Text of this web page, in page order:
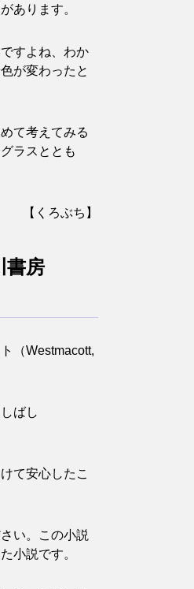
あります。
すよね、わか
が変わったと
て考えてみる
ラスととも
【くろぶち】
書房
（Westmacott,
ばし
て安心したこ
い。この小説
小説です。